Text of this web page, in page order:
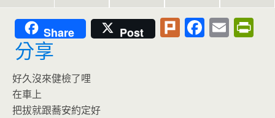
Share Post Pl F E
分享
好久沒來健檢了哩
在車上
把拔就跟蕎安約定好